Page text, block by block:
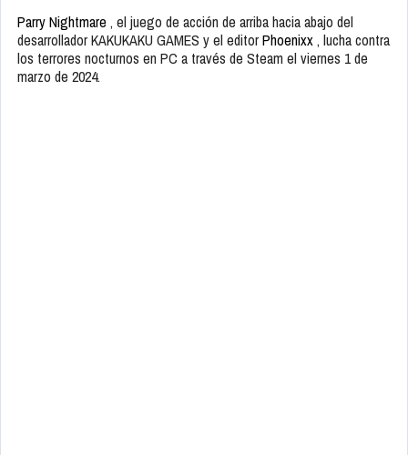
Parry Nightmare , el juego de acción de arriba hacia abajo del
desarrollador KAKUKAKU GAMES y el editorPhoenixx, lucha contra
los terrores nocturnos en PC a través de Steam el viernes 1 de
marzo de 2024.